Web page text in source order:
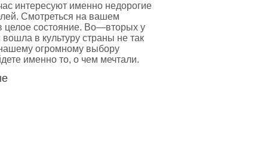
интересуют именно недорогие
Смотреться на вашем
целое состояние. Во—вторых у
в культуру страны не так
огромному выбору
именно то, о чем мечтали.